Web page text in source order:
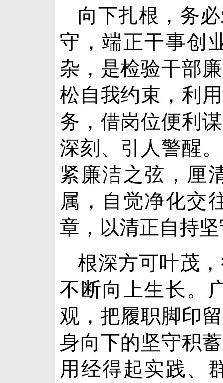
向下扎根，务
守，端正干事创
杂，是检验干部
松自我约束，利
务，借岗位便利
深刻、引人警醒
紧廉洁之弦，厘
属，自觉净化交
章，以清正自持
根深方可叶茂
不断向上生长。
观，把履职脚印
身向下的坚守积
用经得起实践、